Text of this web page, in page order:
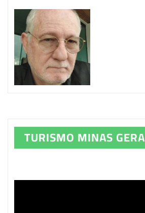
TURISMO MINAS